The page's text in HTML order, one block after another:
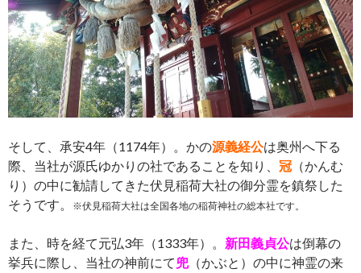
そして、承安4年（1174年）。かの源義経公は奥州へ下る
際、当社が源氏ゆかりの社であることを知り、 冠 （かんむ
り）の中に勧請してきた伏見稲荷大社の御分霊を鎮祭した
そうです。
※伏見稲荷大社は全国各地の稲荷神社の総本社です。
また、時を経て元弘3年（1333年）。 新田義貞公は倒幕の
挙兵に際し、当社の神前にて 兜（かぶと）の中に神霊の来